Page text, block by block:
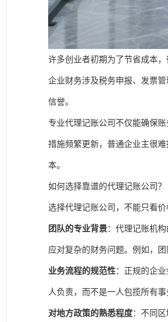
许多创业者初期为了节省成本
企业财务涉及税务申报、发票
信誉。
专业代理记账公司不仅能确保
措施频繁更新，普通企业主很
本。
如何选择靠谱的代理记账公司？
选择代理记账公司，不能只看
团队的专业背景：代理记账机
应对复杂的财务问题。例如，
业务流程的规范性：正规的企
人负责，而不是一人包揽所有
对地方政策的熟悉程度：不同